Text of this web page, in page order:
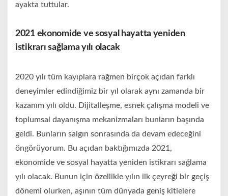
ayakta tuttular.
2021 ekonomide ve sosyal hayatta yeniden
istikrarı sağlama yılı olacak
2020 yılı tüm kayıplara rağmen birçok açıdan farklı
deneyimler edindiğimiz bir yıl olarak aynı zamanda bir
kazanım yılı oldu. Dijitalleşme, esnek çalışma modeli ve
toplumsal dayanışma mekanizmaları bunların başında
geldi. Bunların salgın sonrasında da devam edeceğini
öngörüyorum. Bu açıdan baktığımızda 2021,
ekonomide ve sosyal hayatta yeniden istikrarı sağlama
yılı olacak. Bunun için özellikle yılın ilk çeyreği bir geçiş
dönemi olurken, aşının tüm dünyada geniş kitlelere